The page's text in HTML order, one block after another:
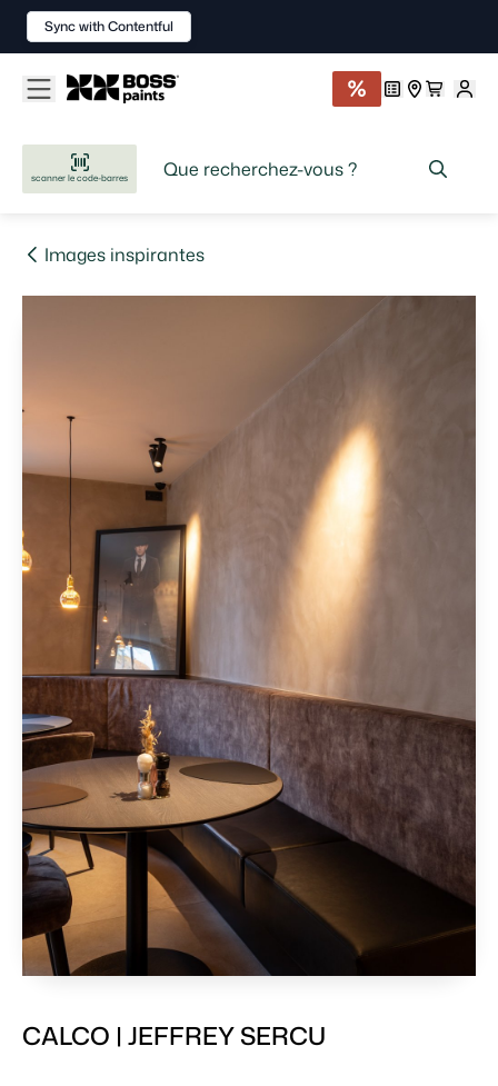
scanner le code-barres
Images inspirantes
CALCO | JEFFREY SERCU
Sync with Contentful